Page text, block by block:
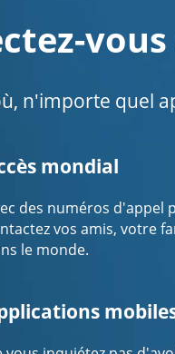
n'importe quel
mondial
des numéros d'appel
vos amis, votre
le monde.